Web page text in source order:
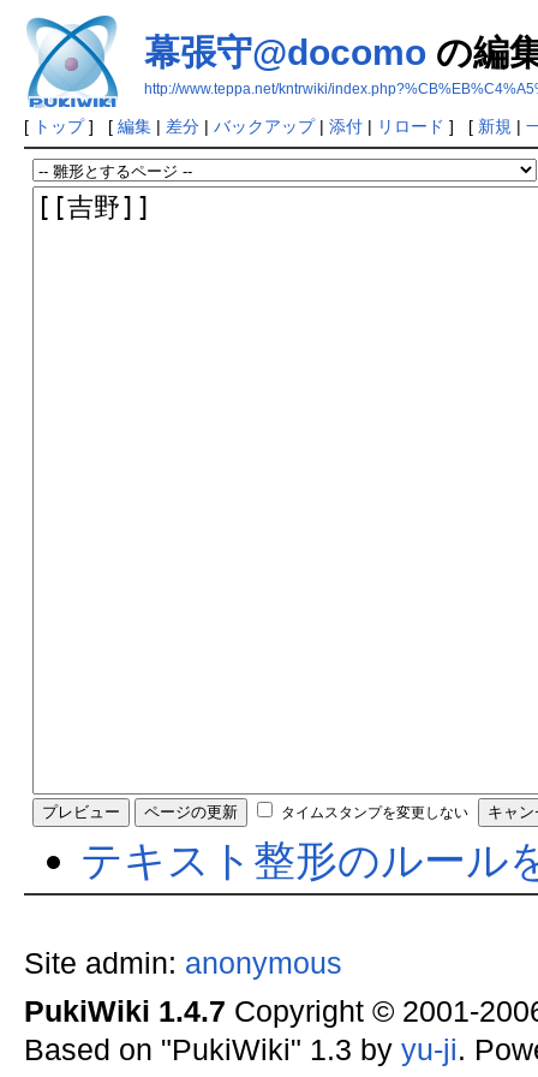
幕張守@docomoの編
http://www.teppa.net/kntrwiki/
[ トップ] [ 編集| 差分| バックアップ| 添付| リロード ] [ 新規 |
タイムスタンプを変更しない
テキスト整形のルール
Site admin: anonymous
PukiWiki 1.4.7 Copyright © 2001-
Based on "PukiWiki" 1.3 by yu-ji.